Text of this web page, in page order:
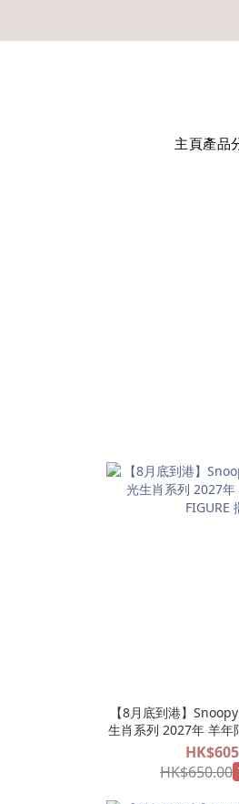
主頁產品
【8月底到港】
生肖系列 2027年 羊年
擺設
HK$650.00